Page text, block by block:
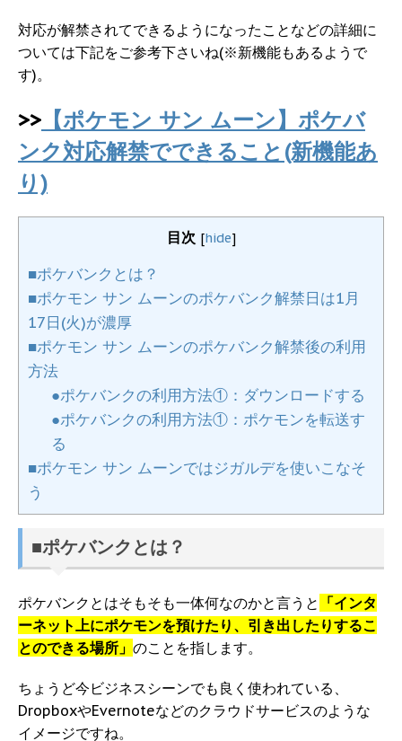
対応が解禁されてできるようになったことなどの詳細に
ついては下記をご参考下さいね(※新機能もあるようで
す)。
>> 【ポケモン サン ムーン】ポケバ
ンク対応解禁でできること(新機能あ
り)
目次 [hide]
■ポケバンクとは？
■ポケモン サン ムーンのポケバンク解禁日は1月
17日(火)が濃厚
■ポケモン サン ムーンのポケバンク解禁後の利用
方法
●ポケバンクの利用方法①：ダウンロードする
●ポケバンクの利用方法①：ポケモンを転送す
る
■ポケモン サン ムーンではジガルデを使いこなそ
う
■ポケバンクとは？
ポケバンクとはそもそも一体何なのかと言うと 「インタ
ーネット上にポケモンを預けたり、引き出したりするこ
とのできる場所」 のことを指します。
ちょうど今ビジネスシーンでも良く使われている、
DropboxやEvernoteなどのクラウドサービスのような
イメージですね。